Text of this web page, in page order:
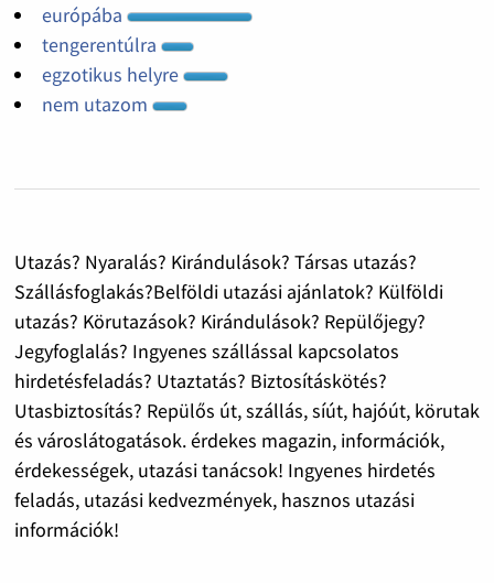
európába
tengerentúlra
egzotikus helyre
nem utazom
Utazás? Nyaralás? Kirándulások? Társas utazás?
Szállásfoglakás?Belföldi utazási ajánlatok? Külföldi
utazás? Körutazások? Kirándulások? Repülőjegy?
Jegyfoglalás? Ingyenes szállással kapcsolatos
hirdetésfeladás? Utaztatás? Biztosításkötés?
Utasbiztosítás? Repülős út, szállás, síút, hajóút, körutak
és városlátogatások. érdekes magazin, információk,
érdekességek, utazási tanácsok! Ingyenes hirdetés
feladás, utazási kedvezmények, hasznos utazási
információk!